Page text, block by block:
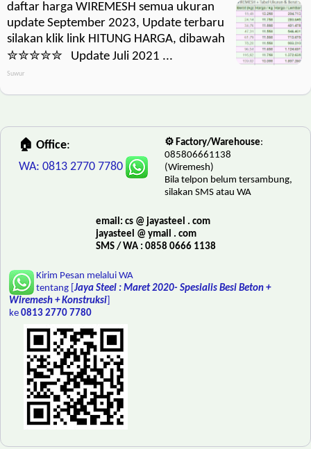
daftar harga WIREMESH semua ukuran
update September 2023, Update terbaru
silakan klik link HITUNG HARGA, dibawah
✮✮✮✮✮ Update Juli 2021 ...
Suwur
🏠 Office:
WA: 0813 2770 7780
⚙️ Factory/Warehouse:
085806661138
(Wiremesh)
Bila telpon belum tersambung,
silakan SMS atau WA
email: cs @ jayasteel . com
jayasteel @ ymail . com
SMS / WA : 0858 0666 1138
Kirim Pesan melalui WA
tentang [Jaya Steel : Maret 2020- Spesialis Besi Beton +
Wiremesh + Konstruksi
ke 0813 2770 7780